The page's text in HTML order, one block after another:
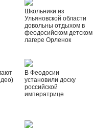
Школьники из
Ульяновской области
довольны отдыхом в
феодосийском детском
лагере Орленок
В Феодосии
установили доску
российской
императрице